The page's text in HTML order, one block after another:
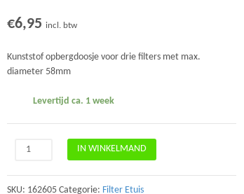
€6,95 incl. btw
Kunststof opbergdoosje voor drie filters met max.
diameter 58mm
Levertijd ca. 1 week
Marumi
voor
3
IN WINKELMAND
SKU: 162605 Categorie: Filter Etuis